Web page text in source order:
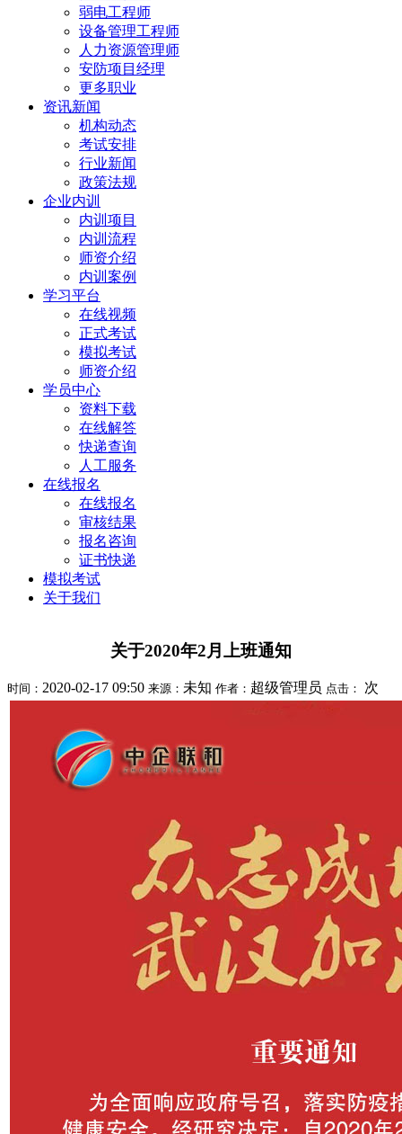
弱电工程师
设备管理工程师
人力资源管理师
安防项目经理
更多职业
资讯新闻
机构动态
考试安排
行业新闻
政策法规
企业内训
内训项目
内训流程
师资介绍
内训案例
学习平台
在线视频
正式考试
模拟考试
师资介绍
学员中心
资料下载
在线解答
快递查询
人工服务
在线报名
在线报名
审核结果
报名咨询
证书快递
模拟考试
关于我们
关于2020年2月上班通知
时间： 2020-02-17 09:50 来源： 未知 作者： 超级管理员 点击： 次